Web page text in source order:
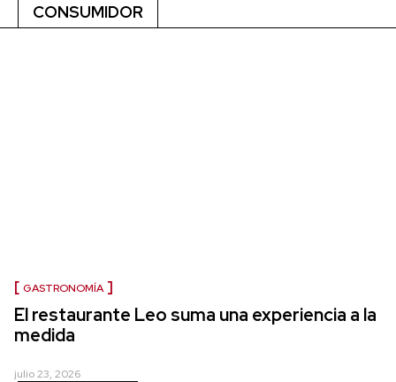
CONSUMIDOR
GASTRONOMÍA
El restaurante Leo suma una experiencia a la
medida
julio 23, 2026